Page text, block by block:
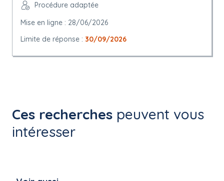
Procédure adaptée
Mise en ligne : 28/06/2026
Limite de réponse : 30/09/2026
Ces recherches peuvent vous
intéresser